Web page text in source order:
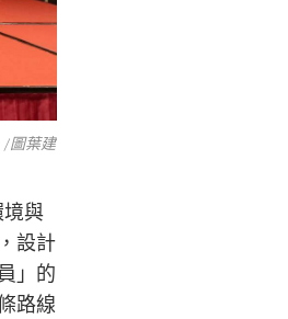
/圖葉建
與
設計
」的
路線